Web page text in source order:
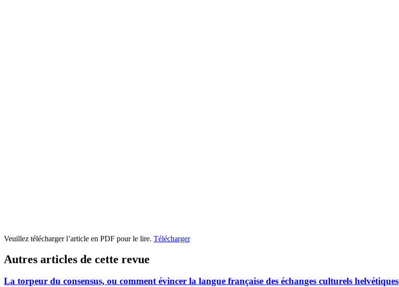
Veuillez télécharger l’article en PDF pour le lire. Télécharger
Autres articles de cette revue
La torpeur du consensus, ou comment évincer la langue française des échanges culturels helvétiques